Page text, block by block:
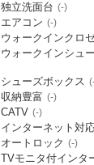
独立洗面台 (-)
エアコン (-)
ウォークインクロ
ウォークインシュ
シューズボックス
収納豊富 (-)
CATV (-)
インターネット対
オートロック (-)
TVモニタ付インタ